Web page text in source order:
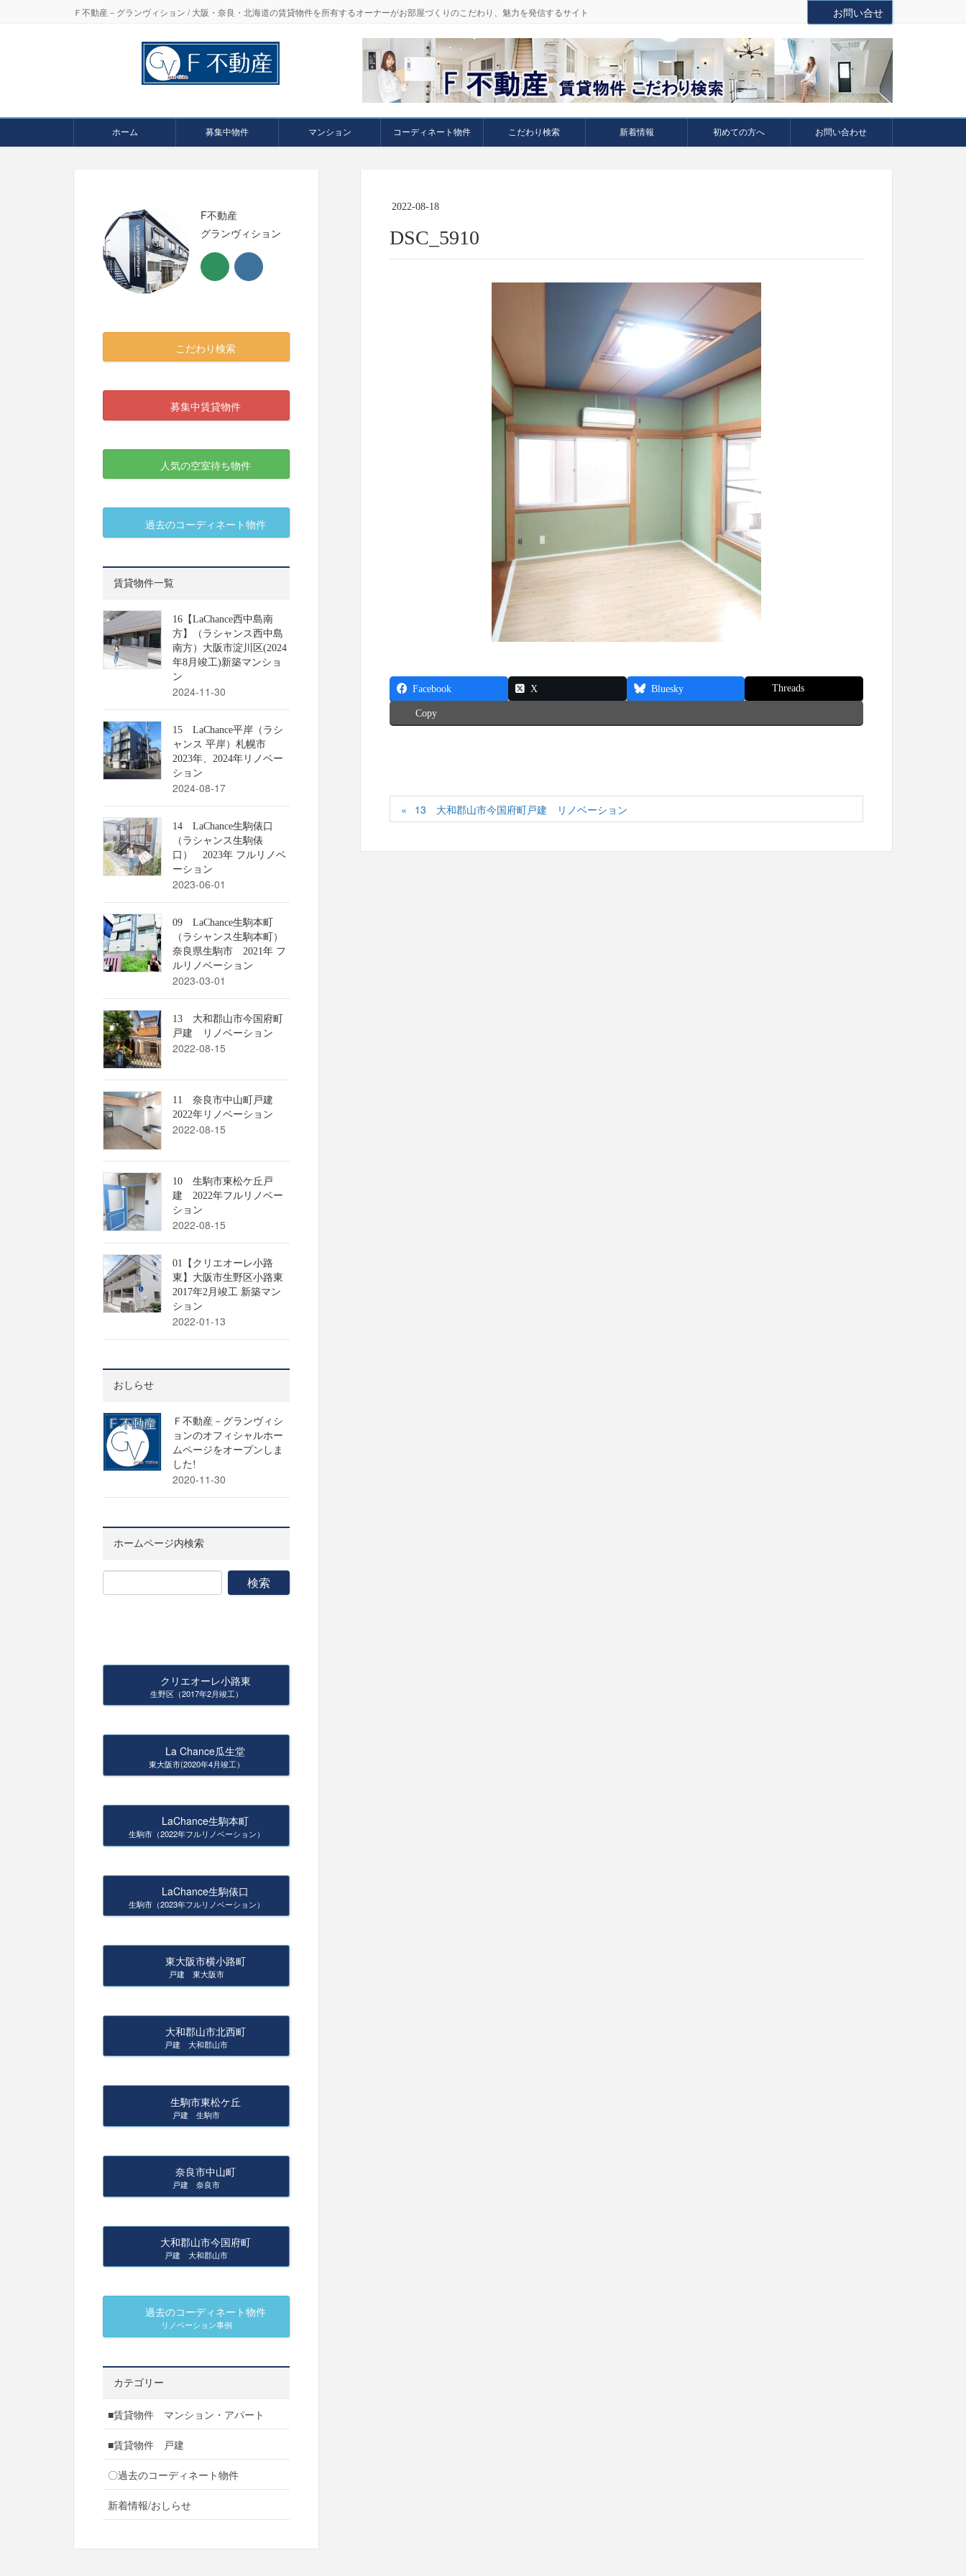
Ｆ不動産－グランヴィション / 大阪・奈良・北海道の賃貸物件を所有するオーナーがお部屋づくりのこだわり、魅力を発信するサイト お問い合せ
ホーム 募集中物件 マンション コーディネート物件 こだわり検索 新着情報 初めての方へ お問い合わせ
2022-08-18
DSC_5910
Facebook X Bluesky Threads
Copy
13 大和郡山市今国府町戸建 リノベーション
F不動産
グランヴィション
こだわり検索
募集中賃貸物件
人気の空室待ち物件
過去のコーディネート物件
賃貸物件一覧
16【LaChance西中島南
方】（ラシャンス西中島
南方）大阪市淀川区(2024
年8月竣工)新築マンショ
ン
2024-11-30
15 LaChance平岸（ラシ
ャンス 平岸）札幌市
2023年、2024年リノベー
ション
2024-08-17
14 LaChance生駒俵口
（ラシャンス生駒俵
口） 2023年 フルリノベ
ーション
2023-06-01
09 LaChance生駒本町
（ラシャンス生駒本町）
奈良県生駒市 2021年 フ
ルリノベーション
2023-03-01
13 大和郡山市今国府町
戸建 リノベーション
2022-08-15
11 奈良市中山町戸建
2022年リノベーション
2022-08-15
10 生駒市東松ケ丘戸
建 2022年フルリノベー
ション
2022-08-15
01【クリエオーレ小路
東】大阪市生野区小路東
2017年2月竣工 新築マン
ション
2022-01-13
おしらせ
Ｆ不動産－グランヴィシ
ョンのオフィシャルホー
ムページをオープンしま
した!
2020-11-30
ホームページ内検索
クリエオーレ小路東
生野区（2017年2月竣工）
La Chance瓜生堂
東大阪市(2020年4月竣工）
LaChance生駒本町
生駒市（2022年フルリノベーション）
LaChance生駒俵口
生駒市（2023年フルリノベーション）
東大阪市横小路町
戸建 東大阪市
大和郡山市北西町
戸建 大和郡山市
生駒市東松ケ丘
戸建 生駒市
奈良市中山町
戸建 奈良市
大和郡山市今国府町
戸建 大和郡山市
過去のコーディネート物件
リノベーション事例
カテゴリー
■賃貸物件 マンション・アパート
■賃貸物件 戸建
〇過去のコーディネート物件
新着情報/おしらせ